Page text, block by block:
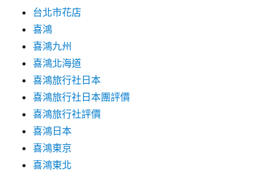
台北市花店
喜鴻
喜鴻九州
喜鴻北海道
喜鴻旅行社日本
喜鴻旅行社日本團評價
喜鴻旅行社評價
喜鴻日本
喜鴻東京
喜鴻東北